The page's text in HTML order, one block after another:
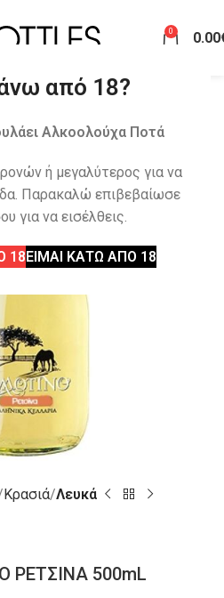
από 18?
Αλκοολούχα Ποτά
ή μεγαλύτερος για να
Παρακαλώ επιβεβαίωσε
για να εισέλθεις.
18ΕΙΜΑΙ ΚΑΤΩ ΑΠΟ 18
0 0.00
Κρασιά Λευκά
ΡΕΤΣΙΝΑ 500mL